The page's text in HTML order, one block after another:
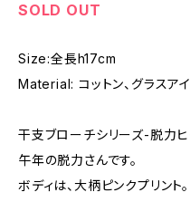
SOLD OUT
Size:全長h17cm
Material: コットン、グラスア
干支ブローチシリーズ-脱力
午年の脱力さんです。
ボディは、大柄ピンクプリント。